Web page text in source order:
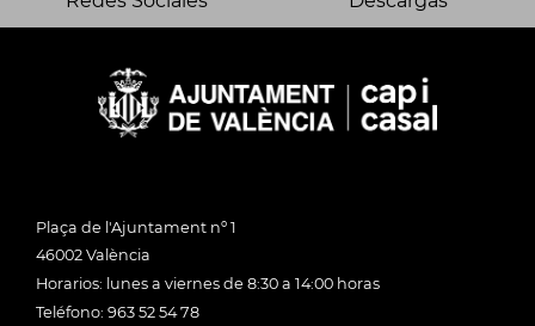
Plaça de l'Ajuntament nº 1
46002 València
Horarios: lunes a viernes de 8:30 a 14:00 horas
Teléfono: 963 52 54 78